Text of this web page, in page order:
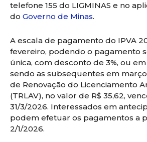
telefone 155 do LIGMINAS e no
do Governo de Minas.
A escala de pagamento do IPVA
fevereiro, podendo o pagamento
única, com desconto de 3%, ou
sendo as subsequentes em
de Renovação do Licenciamento
(TRLAV), no valor de R$ 35,62,
31/3/2026. Interessados em
podem efetuar os pagamentos a
2/1/2026.